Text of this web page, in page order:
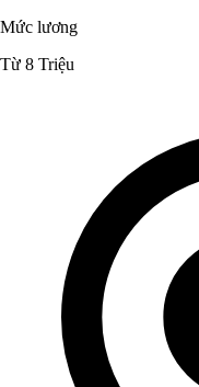
Mức lương
Từ 8 Triệu